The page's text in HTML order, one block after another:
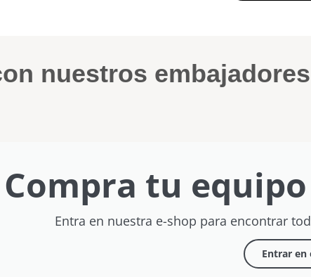
nuestros
Compra tu
Entra en nuestra e-shop para encontrar
Entrar en